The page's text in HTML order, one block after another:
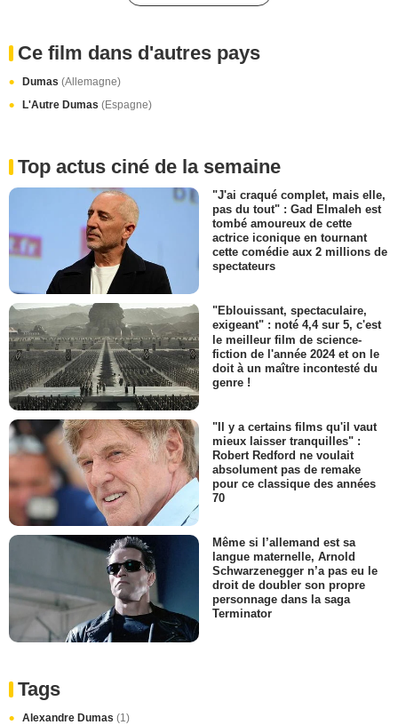
Ce film dans d'autres pays
Dumas (Allemagne)
L'Autre Dumas (Espagne)
Top actus ciné de la semaine
"J'ai craqué complet, mais elle,
pas du tout" : Gad Elmaleh est
tombé amoureux de cette
actrice iconique en tournant
cette comédie aux 2 millions de
spectateurs
"Eblouissant, spectaculaire,
exigeant" : noté 4,4 sur 5, c'est
le meilleur film de science-
fiction de l'année 2024 et on le
doit à un maître incontesté du
genre !
"Il y a certains films qu'il vaut
mieux laisser tranquilles" :
Robert Redford ne voulait
absolument pas de remake
pour ce classique des années
70
Même si l’allemand est sa
langue maternelle, Arnold
Schwarzenegger n’a pas eu le
droit de doubler son propre
personnage dans la saga
Terminator
Tags
Alexandre Dumas (1)